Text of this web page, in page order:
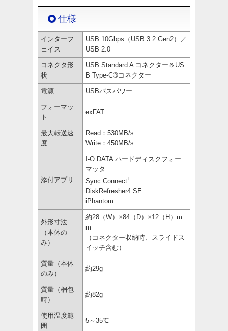
仕様
インターフ
ェイス
USB 10Gbps（USB 3.2 Gen2）／
USB 2.0
コネクタ形
状
USB Standard A コネクター＆US
B Type-C®コネクター
電源 USBバスパワー
フォーマッ
ト
exFAT
最大転送速
度
Read：530MB/s
Write：450MB/s
添付アプリ
I-O DATA ハードディスクフォー
マッタ
Sync Connect+
DiskRefresher4 SE
iPhantom
外形寸法
（本体の
み）
約28（W）×84（D）×12（H）m
m
（コネクター収納時、スライドス
イッチ含む）
質量（本体
のみ）
約29g
質量（梱包
時）
約82g
使用温度範
囲
5～35℃